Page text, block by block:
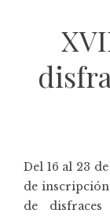
Del 16 al 23
de
de